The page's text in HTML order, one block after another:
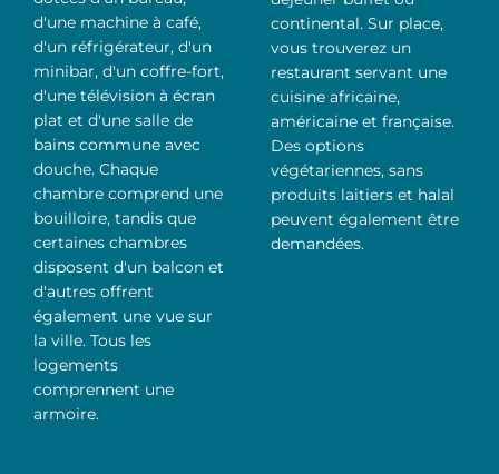
d'une machine à café,
d'un réfrigérateur, d'un
minibar, d'un coffre-fort,
d'une télévision à écran
plat et d'une salle de
bains commune avec
douche. Chaque
chambre comprend une
bouilloire, tandis que
certaines chambres
disposent d'un balcon et
d'autres offrent
également une vue sur
la ville. Tous les
logements
comprennent une
armoire.
continental. Sur place,
vous trouverez un
restaurant servant une
cuisine africaine,
américaine et française.
Des options
végétariennes, sans
produits laitiers et halal
peuvent également être
demandées.